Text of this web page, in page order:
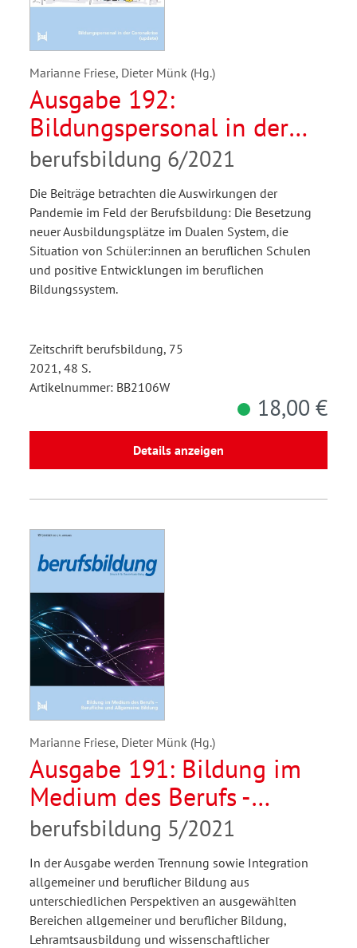
Marianne Friese, Dieter Münk (Hg.)
Ausgabe 192:
Bildungspersonal in der
Coronakrise (update)
berufsbildung 6/2021
Die Beiträge betrachten die Auswirkungen der
Pandemie im Feld der Berufsbildung: Die Besetzung
neuer Ausbildungsplätze im Dualen System, die
Situation von Schüler:innen an beruflichen Schulen
und positive Entwicklungen im beruflichen
Bildungssystem.
Zeitschrift berufsbildung, 75
2021, 48 S.
Artikelnummer: BB2106W
18,00 €
Details anzeigen
Marianne Friese, Dieter Münk (Hg.)
Ausgabe 191: Bildung im
Medium des Berufs -
Berufliche und Allgemeine
Bildung
berufsbildung 5/2021
In der Ausgabe werden Trennung sowie Integration
allgemeiner und beruflicher Bildung aus
unterschiedlichen Perspektiven an ausgewählten
Bereichen allgemeiner und beruflicher Bildung,
Lehramtsausbildung und wissenschaftlicher